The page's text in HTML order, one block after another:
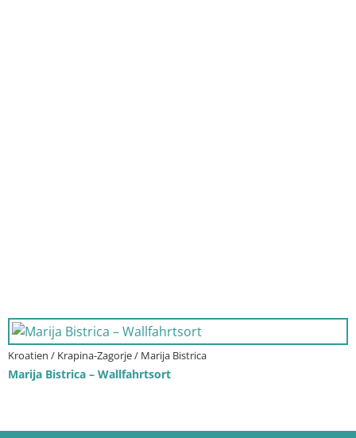
Kroatien / Krapina-Zagorje / Marija Bistrica
Marija Bistrica – Wallfahrtsort